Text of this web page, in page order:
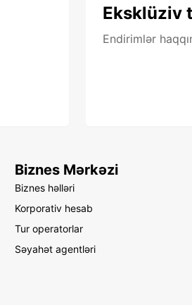
Eksklüziv
Endirimlər
Biznes Mərkəzi
Biznes həlləri
Korporativ hesab
Tur operatorlar
Səyahət agentləri